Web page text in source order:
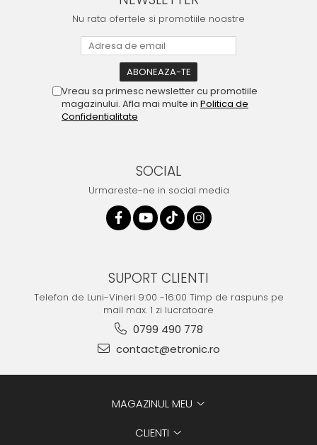
Nu rata ofertele si promotiile noastre
Vreau sa primesc newsletter cu promotiile
magazinului. Afla mai multe in Politica de
Confidentialitate
SOCIAL
Urmareste-ne in social media
SUPORT CLIENTI
Telefon de Luni-Vineri 9:00 -16:00 Timp de raspuns pe
mail max. 1 zi lucratoare
0799 490 778
contact@etronic.ro
MAGAZINUL MEU
CLIENTI